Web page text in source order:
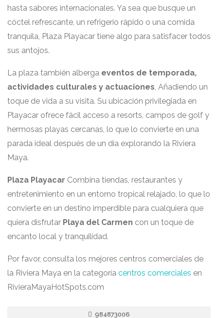
hasta sabores internacionales. Ya sea que busque un
cóctel refrescante, un refrigerio rápido o una comida
tranquila, Plaza Playacar tiene algo para satisfacer todos
sus antojos.
La plaza también alberga eventos de temporada,
actividades culturales y actuaciones, Añadiendo un
toque de vida a su visita. Su ubicación privilegiada en
Playacar ofrece fácil acceso a resorts, campos de golf y
hermosas playas cercanas, lo que lo convierte en una
parada ideal después de un día explorando la Riviera
Maya.
Plaza Playacar Combina tiendas, restaurantes y
entretenimiento en un entorno tropical relajado, lo que lo
convierte en un destino imperdible para cualquiera que
quiera disfrutar Playa del Carmen con un toque de
encanto local y tranquilidad.
Por favor, consulta los mejores centros comerciales de
la Riviera Maya en la categoría centros comerciales en
RivieraMayaHotSpots.com
984873006